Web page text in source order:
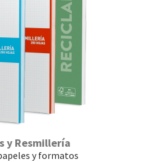
y Resmillería
y formatos